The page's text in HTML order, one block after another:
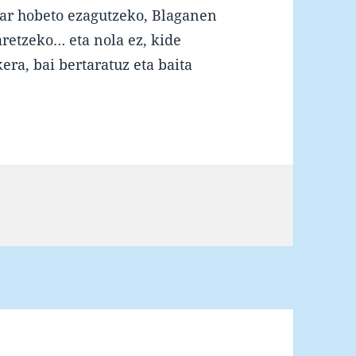
hobeto ezagutzeko, Blaganen
eta nola ez, kide
bai bertaratuz eta baita